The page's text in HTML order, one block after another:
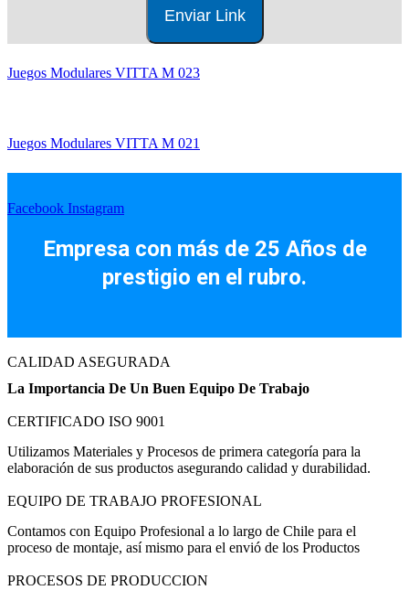
Juegos Modulares VITTA M 023
Juegos Modulares VITTA M 021
Facebook Instagram
Empresa con más de 25 Años de
prestigio en el rubro.
CALIDAD ASEGURADA
La Importancia De Un Buen Equipo De Trabajo
CERTIFICADO ISO 9001
Utilizamos Materiales y Procesos de primera categoría para la
elaboración de sus productos asegurando calidad y durabilidad.
EQUIPO DE TRABAJO PROFESIONAL
Contamos con Equipo Profesional a lo largo de Chile para el
proceso de montaje, así mismo para el envió de los Productos
PROCESOS DE PRODUCCION